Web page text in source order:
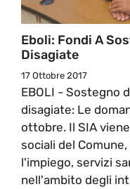
Eboli: Fondi A
Disagiate
17 Ottobre 2017
EBOLI - Sostegno
disagiate: Le
ottobre. Il SIA
sociali del
l'impiego, servizi
nell'ambito degli